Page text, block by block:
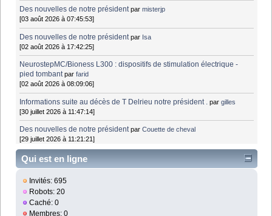
Des nouvelles de notre président parmisterjp
[03 août 2026 à 07:45:53]
Des nouvelles de notre président par Isa
[02 août 2026 à 17:42:25]
NeurostepMC/Bioness L300 : dispositifs de stimulation électrique -
pied tombant parfarid
[02 août 2026 à 08:09:06]
Informations suite au décès de T Delrieu notre président . pargilles
[30 juillet 2026 à 11:47:14]
Des nouvelles de notre président parCouette de cheval
[29 juillet 2026 à 11:21:21]
Qui est en ligne
Invités: 695
Robots: 20
Caché: 0
Membres: 0